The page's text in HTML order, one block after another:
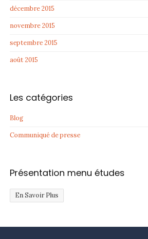
décembre 2015
novembre 2015
septembre 2015
août 2015
Les catégories
Blog
Communiqué de presse
Présentation menu études
En Savoir Plus